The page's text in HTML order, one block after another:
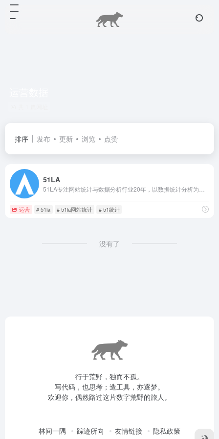
排序 发布 更新 浏览 点赞
51LA
运营 # 51la # 51la网站统计 # 51统计
没有了
行于荒野，独而不孤。
写代码，也思考；造工具，亦逐梦。
欢迎你，偶然路过这片数字荒野的旅人。
林间一隅 踪迹所向 友情链接 隐私政策